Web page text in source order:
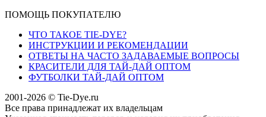
ПОМОЩЬ ПОКУПАТЕЛЮ
ЧТО ТАКОЕ TIE-DYE?
ИНСТРУКЦИИ И РЕКОМЕНДАЦИИ
ОТВЕТЫ НА ЧАСТО ЗАДАВАЕМЫЕ ВОПРОСЫ
КРАСИТЕЛИ ДЛЯ ТАЙ-ДАЙ ОПТОМ
ФУТБОЛКИ ТАЙ-ДАЙ ОПТОМ
2001-2026 © Tie-Dye.ru
Все права принадлежат их владельцам